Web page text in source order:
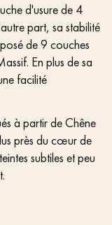
d'usure de 4
part, sa stabilité
de 9 couches
En plus de sa
facilité
à partir de Chêne
près du cœur de
subtiles et peu